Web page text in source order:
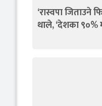
‘रास्वपा जिताउने
थाले, ‘देशका ९०%